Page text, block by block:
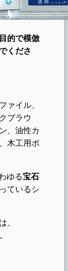
的で模倣
くださ
ァイル、
ブラウ
、油性カ
木工用ボ
ゆる宝石
ているシ
は、